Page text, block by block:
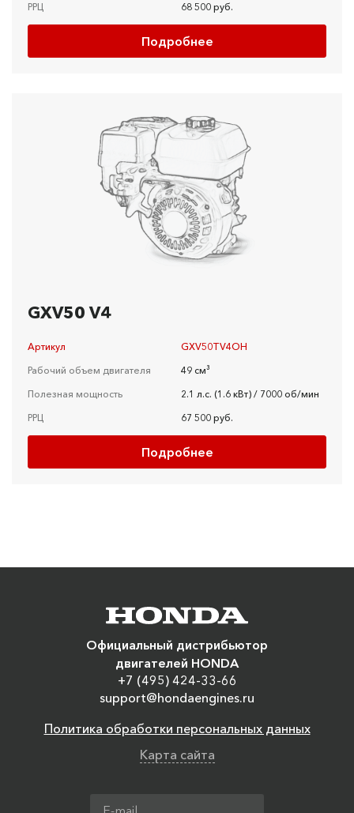
РРЦ
68 500 руб.
Подробнее
GXV50 V4
Артикул
GXV50TV4OH
Рабочий объем двигателя
49 см³
Полезная мощность
2.1 л.c. (1.6 кBт) / 7000 об/мин
РРЦ
67 500 руб.
Подробнее
Официальный дистрибьютор
двигателей HONDA
+7 (495) 424-33-66
support@hondaengines.ru
Политика обработки персональных данных
Карта сайта